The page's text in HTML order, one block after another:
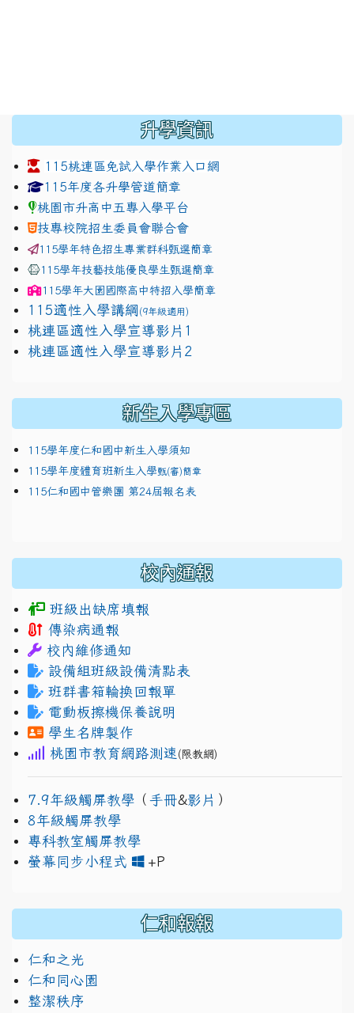
升學資訊
115桃連區免試入學作業入口網
link to https://www.jhjhs.tyc.edu.tw/modules/
115年度各升學管道簡章
桃園市升高中五專入學平台
技專校院招生委員會聯合會
115學年特色招生專業群科甄選簡章
115學年技藝技能優良學生甄選簡章
115學年大園國際高中特招入學簡章
115適性入學講綱 (9年級適用)
link to https://docs.google.com/presentation/d/
桃連區適性入學宣導影片1
link to https://docs.google.com/presentation/d/
桃連區適性入學宣導影片2
新生入學專區
115學年度仁和國中新生入學須知
115學年度體育班新生入學甄(審)簡章
115仁和國中管樂團 第24屆報名表
校內通報
班級出缺席填報
傳染病通報
校內維修通知
設備組班級設備清點表
班群書箱輪換回報單
電動板擦機保養說明
學生名牌製作
桃園市教育網路測速 (限教網)
7.9年級觸屏教學 （ 手冊&影片 ）
8年級觸屏教學
專科教室觸屏教學
螢幕同步小程式
+P
仁和報報
仁和之光
仁和同心園
整潔秩序